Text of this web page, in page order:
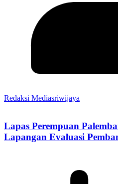
Redaksi Mediasriwijaya
Lapas Perempuan
Lapangan Evaluasi